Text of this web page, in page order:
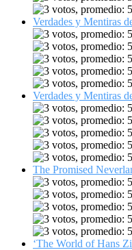
Verdades y Mentiras
Verdades y Mentiras
The Promised
‘The World of Hans